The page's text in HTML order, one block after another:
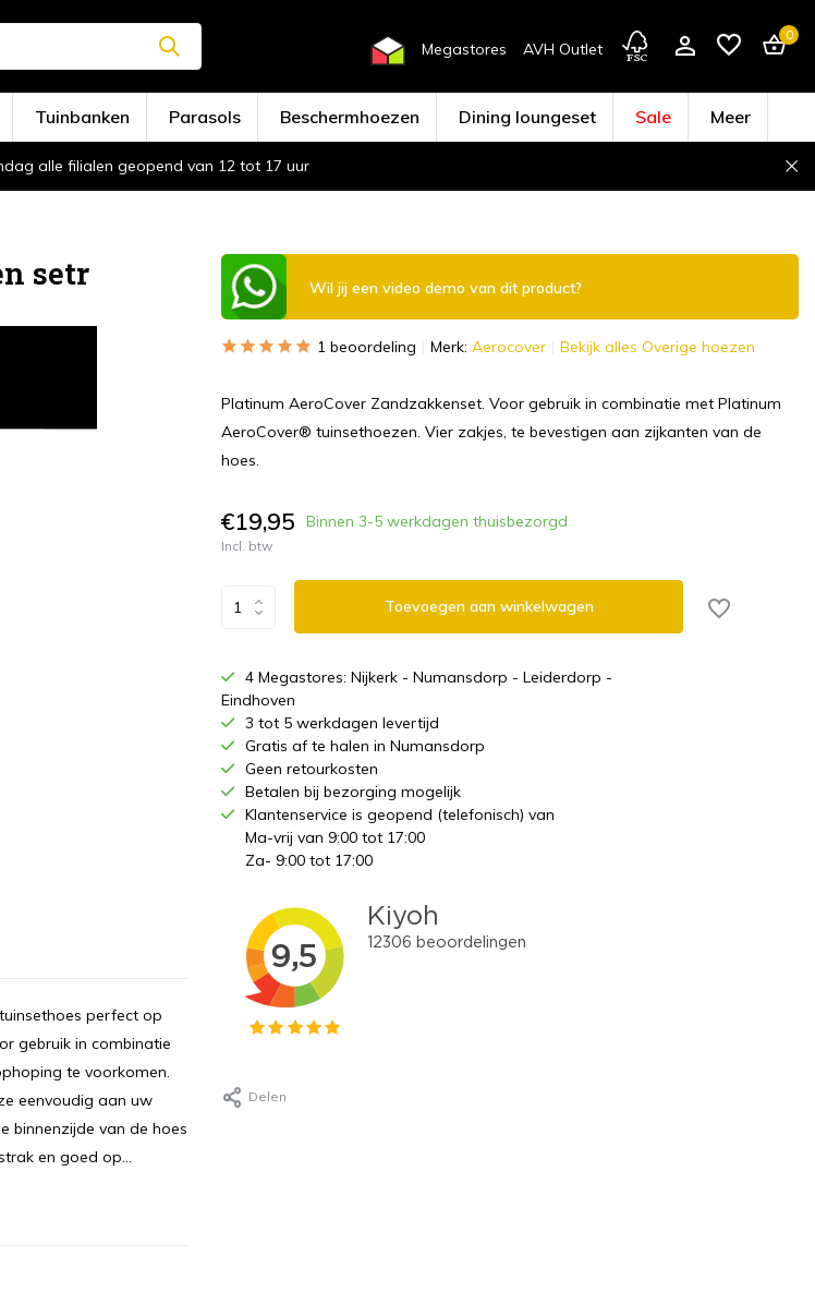
Megastores AVH Outlet
0
Tuinbanken Parasols Beschermhoezen Dining loungeset Sale Meer
alle filialen geopend van 12 tot 17 uur
setr
perfect op
gebruik in combinatie
te voorkomen.
eenvoudig aan uw
binnenzijde van de hoes
en goed op...
Wil jij een video demo van dit product?
1 beoordeling Merk: Aerocover Bekijk alles Overige hoezen
Platinum AeroCover Zandzakkenset. Voor gebruik in combinatie met Platinum
AeroCover® tuinsethoezen. Vier zakjes, te bevestigen aan zijkanten van de
hoes.
€19,95 Binnen 3-5 werkdagen thuisbezorgd
Incl. btw
Toevoegen aan winkelwagen
4 Megastores: Nijkerk - Numansdorp - Leiderdorp -
Eindhoven
3 tot 5 werkdagen levertijd
Gratis af te halen in Numansdorp
Geen retourkosten
Betalen bij bezorging mogelijk
Klantenservice is geopend (telefonisch) van
Ma-vrij van 9:00 tot 17:00
Za- 9:00 tot 17:00
Delen